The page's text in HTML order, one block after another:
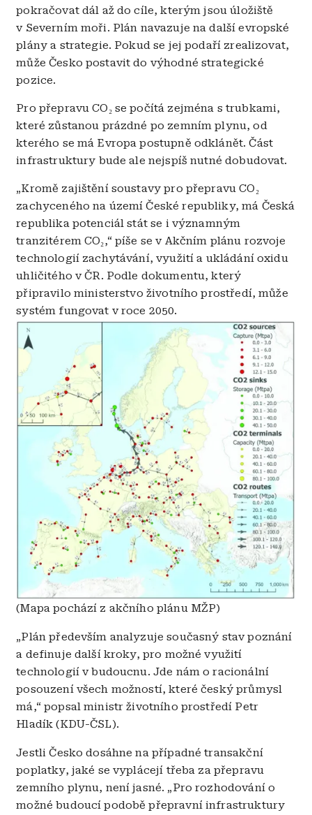
pokračovat dál až do cíle, kterým jsou úložiště
v Severním moři. Plán navazuje na další evropské
plány a strategie. Pokud se jej podaří zrealizovat,
může Česko postavit do výhodné strategické
pozice.
Pro přepravu CO₂ se počítá zejména s trubkami,
které zůstanou prázdné po zemním plynu, od
kterého se má Evropa postupně odklánět. Část
infrastruktury bude ale nejspíš nutné dobudovat.
„Kromě zajištění soustavy pro přepravu CO₂
zachyceného na území České republiky, má Česká
republika potenciál stát se i významným
tranzitérem CO₂,“ píše se v Akčním plánu rozvoje
technologií zachytávání, využití a ukládání oxidu
uhličitého v ČR. Podle dokumentu, který
připravilo ministerstvo životního prostředí, může
systém fungovat v roce 2050.
Obrázek
(Mapa pochází z akčního plánu MŽP)
„Plán především analyzuje současný stav poznání
a definuje další kroky, pro možné využití
technologií v budoucnu. Jde nám o racionální
posouzení všech možností, které český průmysl
má,“ popsal ministr životního prostředí Petr
Hladík (KDU-ČSL).
Jestli Česko dosáhne na případné transakční
poplatky, jaké se vyplácejí třeba za přepravu
zemního plynu, není jasné. „Pro rozhodování o
možné budoucí podobě přepravní infrastruktury